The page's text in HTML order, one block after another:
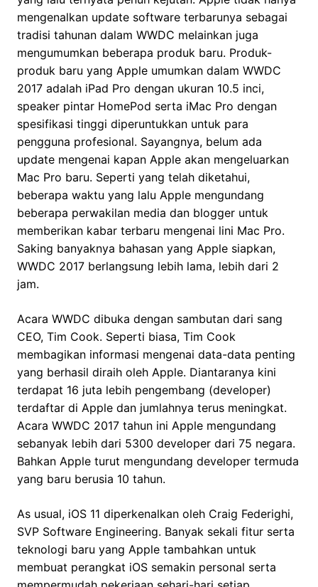
mengenalkan update software terbarunya sebagai
tradisi tahunan dalam WWDC melainkan juga
mengumumkan beberapa produk baru. Produk-
produk baru yang Apple umumkan dalam WWDC
2017 adalah iPad Pro dengan ukuran 10.5 inci,
speaker pintar HomePod serta iMac Pro dengan
spesifikasi tinggi diperuntukkan untuk para
pengguna profesional. Sayangnya, belum ada
update mengenai kapan Apple akan mengeluarkan
Mac Pro baru. Seperti yang telah diketahui,
beberapa waktu yang lalu Apple mengundang
beberapa perwakilan media dan blogger untuk
memberikan kabar terbaru mengenai lini Mac Pro.
Saking banyaknya bahasan yang Apple siapkan,
WWDC 2017 berlangsung lebih lama, lebih dari 2
jam.
Acara WWDC dibuka dengan sambutan dari sang
CEO, Tim Cook. Seperti biasa, Tim Cook
membagikan informasi mengenai data-data penting
yang berhasil diraih oleh Apple. Diantaranya kini
terdapat 16 juta lebih pengembang (developer)
terdaftar di Apple dan jumlahnya terus meningkat.
Acara WWDC 2017 tahun ini Apple mengundang
sebanyak lebih dari 5300 developer dari 75 negara.
Bahkan Apple turut mengundang developer termuda
yang baru berusia 10 tahun.
As usual, iOS 11 diperkenalkan oleh Craig Federighi,
SVP Software Engineering. Banyak sekali fitur serta
teknologi baru yang Apple tambahkan untuk
membuat perangkat iOS semakin personal serta